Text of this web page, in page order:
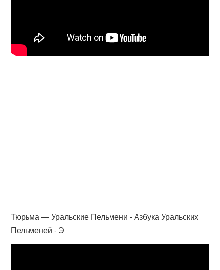
Тюрьма — Уральские Пельмени - Азбука Уральских
Пельменей - Э